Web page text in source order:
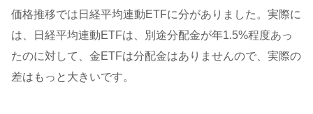
価格推移では日経平均連動ETFに分がありました。実際に
は、日経平均連動ETFは、別途分配金が年1.5%程度あっ
たのに対して、金ETFは分配金はありませんので、実際の
差はもっと大きいです。